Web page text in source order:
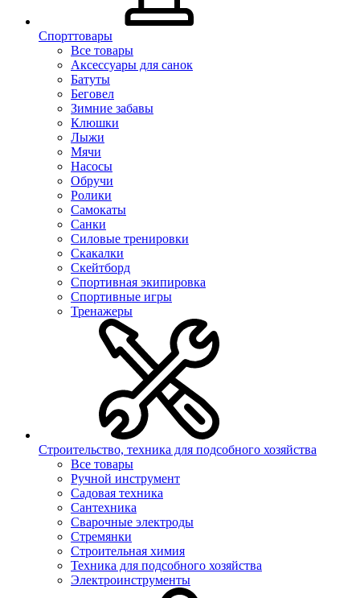
Спорттовары
Все товары
Аксессуары для санок
Батуты
Беговел
Зимние забавы
Клюшки
Лыжи
Мячи
Насосы
Обручи
Ролики
Самокаты
Санки
Силовые тренировки
Скакалки
Скейтборд
Спортивная экипировка
Спортивные игры
Тренажеры
Строительство, техника для подсобного хозяйства
Все товары
Ручной инструмент
Садовая техника
Сантехника
Сварочные электроды
Стремянки
Строительная химия
Техника для подсобного хозяйства
Электроинструменты